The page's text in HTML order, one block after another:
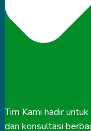
Tim Kami hadir
dan konsultasi